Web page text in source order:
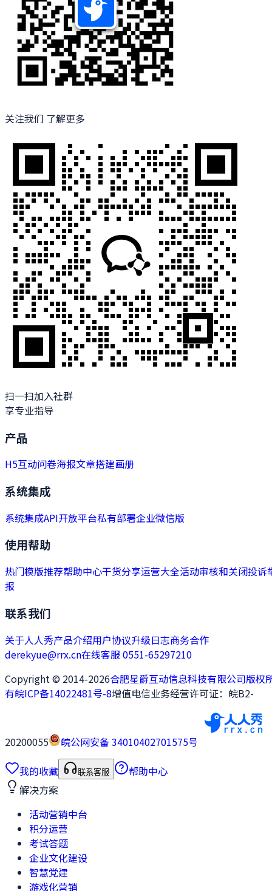
关注我们 了解更多
扫一扫加入社群
享专业指导
产品
H5互动问卷海报文章搭建画册
系统集成
系统集成API开放平台私有部署企业微信版
使用帮助
热门模版推荐帮助中心干货分享运营大全活动审核和关闭投诉
报
联系我们
关于人人秀产品介绍用户协议升级日志商务合作
derekyue@rrx.cn在线客服 0551-65297210
Copyright © 2014-2026合肥星爵互动信息科技有限公司版权
有皖ICP备14022481号-8增值电信业务经营许可证：皖B2-
20200055
皖公网安备 34010402701575号
我的收藏
联系客服
帮助中心
解决方案
活动营销中台
积分运营
考试答题
企业文化建设
智慧党建
游戏化营销